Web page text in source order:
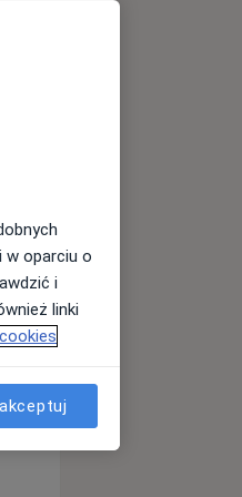
w oparciu o
i
linki